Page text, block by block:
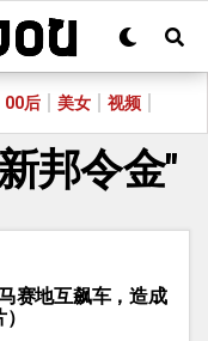
00后 美女 视频
邦令金"
赛地互飙车，造成